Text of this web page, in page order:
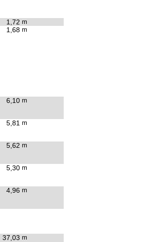
1,72 m
1,68 m
6,10 m
5,81 m
5,62 m
5,30 m
4,96 m
37,03 m